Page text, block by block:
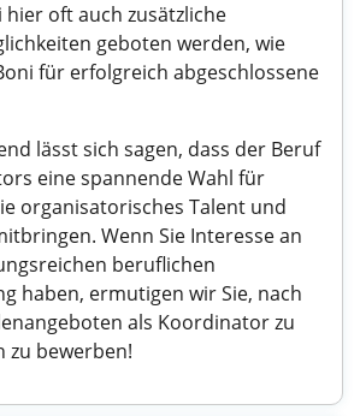
oft auch zusätzliche
geboten werden, wie
für erfolgreich abgeschlossene
lässt sich sagen, dass der Beruf
eine spannende Wahl für
organisatorisches Talent und
Wenn Sie Interesse an
beruflichen
haben, ermutigen wir Sie, nach
als Koordinator zu
zu bewerben!